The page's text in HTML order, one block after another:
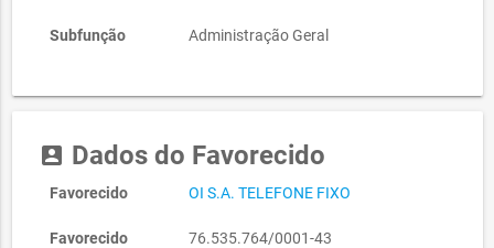
Subfunção Administração Geral
account_box Dados do Favorecido
Favorecido OI S.A. TELEFONE FIXO
Favorecido
76.535.764/0001-43